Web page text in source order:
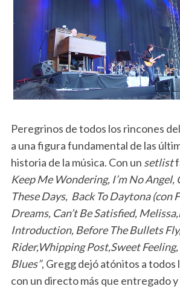
Peregrinos de todos los rincones
a una figura fundamental de las
historia de la música. Con un setlist
Keep Me Wondering, I’m No Angel,
These Days, Back To Daytona (con
Dreams, Can’t Be Satisfied,
Introduction, Before The Bullets
Rider,Whipping Post,Sweet
Blues”, Gregg dejó atónitos a todos
con un directo más que entregado